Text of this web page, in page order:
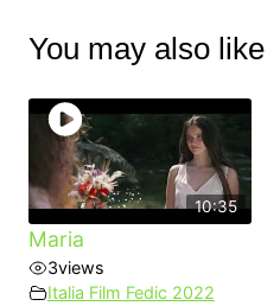
You may also like
10:35
Maria
3views
Italia Film Fedic 2022